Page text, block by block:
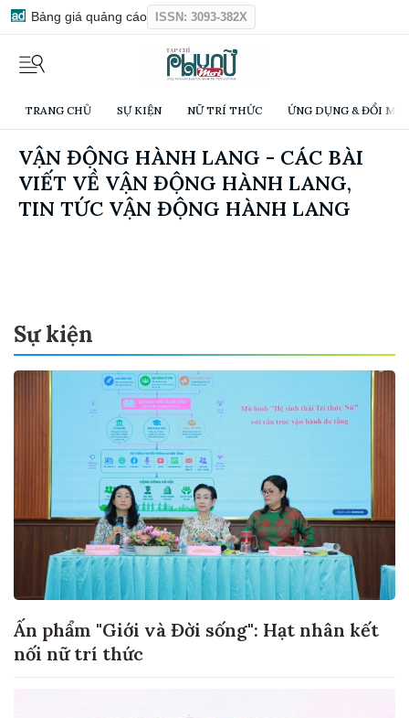
Bảng giá quảng cáo ISSN: 3093-382X
TRANG CHỦ SỰ KIỆN NỮ TRÍ THỨC ỨNG DỤNG & ĐỔI
VẬN ĐỘNG HÀNH LANG - CÁC BÀI
VIẾT VỀ VẬN ĐỘNG HÀNH LANG,
TIN TỨC VẬN ĐỘNG HÀNH LANG
Sự kiện
Ấn phẩm "Giới và Đời sống": Hạt nhân kết
nối nữ trí thức